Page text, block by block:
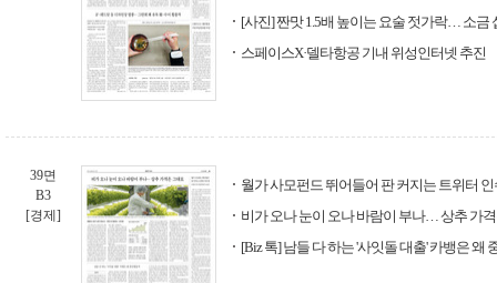
[사진] 짠맛 1.5배 높이는 요술 젓가락… 소금
스페이스X·델타항공 기내 위성인터넷 추진
39면
B3
[경제]
월가 사모펀드 뛰어들어 판 커지는 트위터
비가 오나 눈이 오나 바람이 부나… 상추 가
[Biz 톡] 남들 다 하는 '사잇돌 대출' 카뱅은 왜